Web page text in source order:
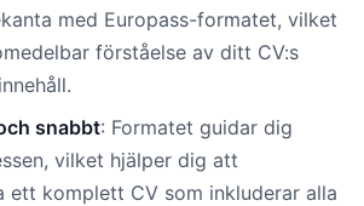
med Europass-formatet, vilket
förståelse av ditt CV:s
snabbt: Formatet guidar dig
vilket hjälper dig att
ett komplett CV som inkluderar alla